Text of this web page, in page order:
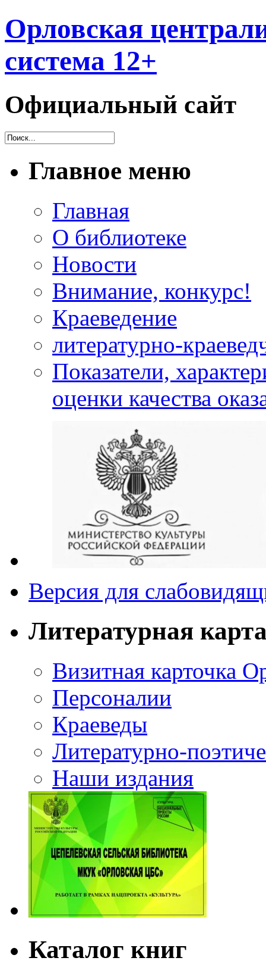
Орловская
система 12+
Официальный сайт
Главное меню
Главная
О библиотеке
Новости
Внимание, конкурс!
Краеведение
литературно-
Показатели,
оценки качества
Версия для
Литературная
Визитная карточка
Персоналии
Краеведы
Литературно-
Наши издания
Каталог книг